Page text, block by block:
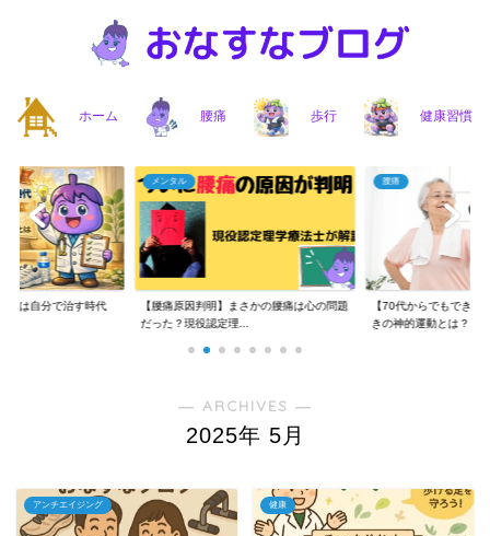
ホーム 腰痛 歩行 健康習慣
痛は自分で治す時代
メンタル
【腰痛原因判明】まさかの腰痛は心の問題
だった？現役認定理...
腰痛
【70代からでもできる
きの神的運動とは？...
― ARCHIVES ―
2025年 5月
アンチエイジング 健康